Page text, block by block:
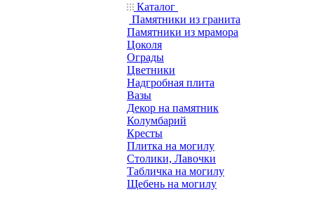
Каталог
Памятники из гранита
Памятники из мрамора
Цоколя
Ограды
Цветники
Надгробная плита
Вазы
Декор на памятник
Колумбарий
Кресты
Плитка на могилу
Столики, Лавочки
Табличка на могилу
Щебень на могилу